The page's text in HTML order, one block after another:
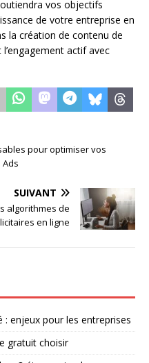
vos objectifs
de votre entreprise en
la création de contenu de
actif avec
pour optimiser vos
SUIVANT
algorithmes de
en ligne
: enjeux pour les entreprises
gratuit choisir